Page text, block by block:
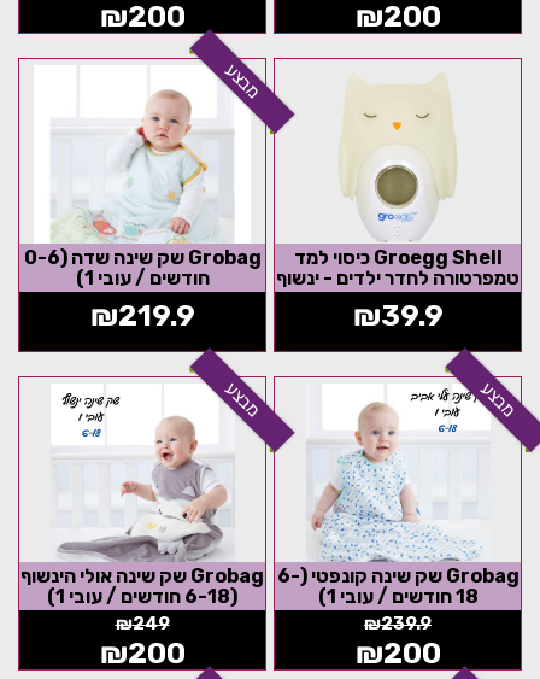
₪200
₪200
Groegg Shell כיסוי למד
טמפרטורה לחדר ילדים - ינשוף
₪39.9
מבצע
Grobag שק שינה שדה (0-6
חודשים / עובי 1)
₪219.9
מבצע
Grobag שק שינה קונפטי (6-
18 חודשים / עובי 1)
₪239.9
₪200
מבצע
Grobag שק שינה אולי הינשוף
(6-18 חודשים / עובי 1)
₪249
₪200